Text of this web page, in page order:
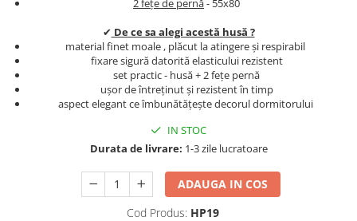
Persoane
Piese, Cu Pilota Inclusa
Lenjerii De Pat Premium Collection
Set Lenjerie De Pat, 7 Piese, Cu
Pilota / Cuvertura Inclusa
Set Lenjerie De Pat Jacquard Regal,
11 Piese, Cuvertura Inclusa
Lenjerii De Pat, Finet Premium, 1
2 fețe de pernă- 55x80
✔ De ce sa alegi acestă husă ?
material finet moale , plăcut la atingere și respirabil
fixare sigură datorită elasticului rezistent
set practic - husă + 2 fețe pernă
ușor de întreținut și rezistent în timp
aspect elegant ce îmbunătățește decorul dormitorului
IN STOC
Durata de livrare: 1-3 zile lucratoare
ADAUGA IN COS
Cod Produs: HP19